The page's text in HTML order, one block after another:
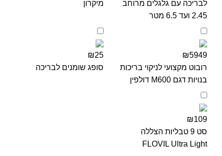
לבריכה עם גלגלים מרוחב
2.45 ועד 6.5 מטר
מיקרון
₪5949
רובוט מקצועי לניקוי בריכות
בנויות דגם M600 דולפין
₪25
סופג שומנים לבריכה
₪109
סט 9 טבליות הצללה
FLOVIL Ultra Light